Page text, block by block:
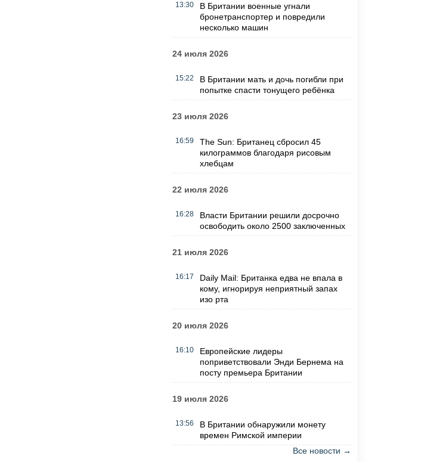
13:30
В Британии военные угнали
бронетранспортер и повредили
несколько машин
24 июля 2026
15:22
В Британии мать и дочь погибли при
попытке спасти тонущего ребёнка
23 июля 2026
16:59
The Sun: Британец сбросил 45
килограммов благодаря рисовым
хлебцам
22 июля 2026
16:28
Власти Британии решили досрочно
освободить около 2500 заключенных
21 июля 2026
16:17
Daily Mail: Британка едва не впала в
кому, игнорируя неприятный запах
изо рта
20 июля 2026
16:10
Европейские лидеры
поприветствовали Энди Бернема на
посту премьера Британии
19 июля 2026
13:56
В Британии обнаружили монету
времен Римской империи
Все новости →